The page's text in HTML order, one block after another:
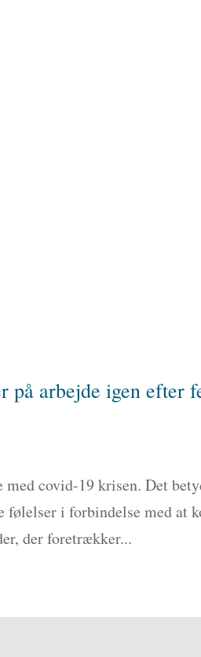
på arbejde igen efter
covid-19 krisen. Det
følelser i forbindelse med at
der foretrækker...